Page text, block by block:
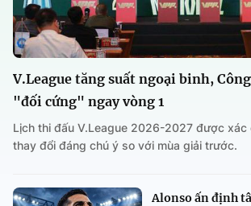
V.League tăng suất ngoại binh,
"đối cứng" ngay vòng 1
Lịch thi đấu V.League 2026-2027 được xác
thay đổi đáng chú ý so với mùa giải trước.
Alonso ấn định